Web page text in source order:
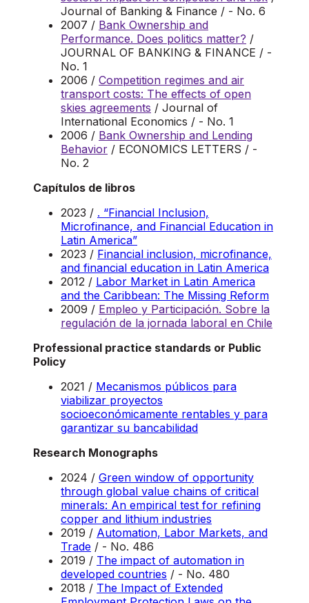
Journal of Banking & Finance / - No. 6
2007 / Bank Ownership and
Performance. Does politics matter? /
JOURNAL OF BANKING & FINANCE / -
No. 1
2006 / Competition regimes and air
transport costs: The effects of open
skies agreements / Journal of
International Economics / - No. 1
2006 / Bank Ownership and Lending
Behavior / ECONOMICS LETTERS / -
No. 2
Capítulos de libros
2023 / . “Financial Inclusion,
Microfinance, and Financial Education in
Latin America”
2023 / Financial inclusion, microfinance,
and financial education in Latin America
2012 / Labor Market in Latin America
and the Caribbean: The Missing Reform
2009 / Empleo y Participación. Sobre la
regulación de la jornada laboral en Chile
Professional practice standards or Public
Policy
2021 / Mecanismos públicos para
viabilizar proyectos
socioeconómicamente rentables y para
garantizar su bancabilidad
Research Monographs
2024 / Green window of opportunity
through global value chains of critical
minerals: An empirical test for refining
copper and lithium industries
2019 / Automation, Labor Markets, and
Trade / - No. 486
2019 / The impact of automation in
developed countries / - No. 480
2018 / The Impact of Extended